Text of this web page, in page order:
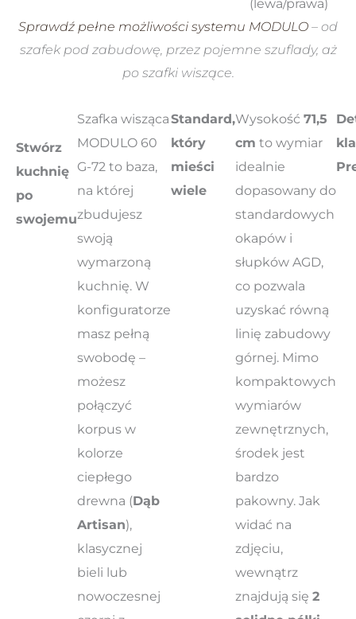
Sprawdź pełne możliwości systemu MODULO – od
szafek pod zabudowę, przez pojemne szuflady, aż
po szafki wiszące.
Stwórz
kuchnię
po
swojemu
Szafka wisząca
MODULO 60
G-72 to baza,
na której
zbudujesz
swoją
wymarzoną
kuchnię. W
konfiguratorze
masz pełną
swobodę –
możesz
połączyć
korpus w
kolorze
ciepłego
drewna (Dąb
Artisan),
klasycznej
bieli lub
nowoczesnej
Standard,
który
mieści
wiele
Wysokość 71,5
cm to wymiar
idealnie
dopasowany do
standardowych
okapów i
słupków AGD,
co pozwala
uzyskać równą
linię zabudowy
górnej. Mimo
kompaktowych
wymiarów
zewnętrznych,
środek jest
bardzo
pakowny. Jak
widać na
zdjęciu,
wewnątrz
znajdują się 2